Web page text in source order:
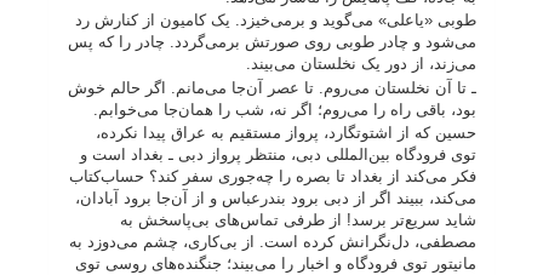
طوبی «یاعلی» می‌گوید و برمی‌خیزد. یک کامیون از کنارش رد
می‌شود و چادر طوبی روی صورتش برمی‌گردد. چادر را که پس
می‌زند، از دور یک نخلستان می‌بیند.
ـ تا آن نخلستان می‌روم. تا عصر آن‌جا می‌مانم. اگر حالم خوش
بود، باقی راه را می‌روم؛ اگر نه، شب را همان‌جا می‌خوابم.
حسین که از اشتوتگارد، پرواز مستقیم به عراق پیدا نکرده،
توی فرودگاه بین‌المللی دبی، منتظر پرواز دبی ـ بغداد است و
فکر می‌کند از بغداد تا بصره را چه‌جوری سفر کند؟ حساب‌کتاب
می‌کند، ببیند اگر از دبی برود بندرعباس و از آن‌جا برود آبادان،
شاید سریع‌تر برسد! از طرفی تماس‌های بی‌پاسخش به
مصطفی، دل‌نگرانش کرده است. از بی‌کاری، چشم می‌دوزد به
مانیتور توی فرودگاه و اخبار را می‌بیند؛ جنگنده‌های روسی توی